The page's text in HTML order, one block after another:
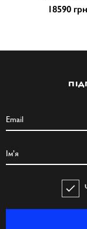
18590 грн